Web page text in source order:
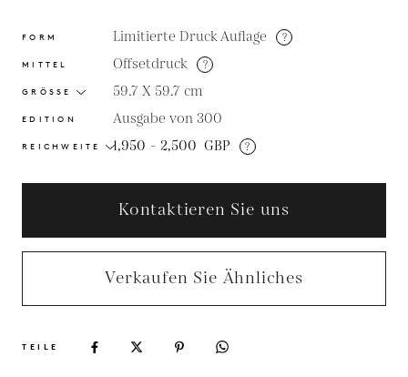
FORM Limitierte Druck Auflage ?
MITTEL Offsetdruck ?
GRÖSSE 59.7 X 59.7 cm
EDITION Ausgabe von 300
REICHWEITE 1,950 - 2,500 GBP ?
Kontaktieren Sie uns
Verkaufen Sie Ähnliches
TEILE